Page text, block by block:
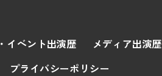
イベント出演歴 メディア出演歴
プライバシーポリシー